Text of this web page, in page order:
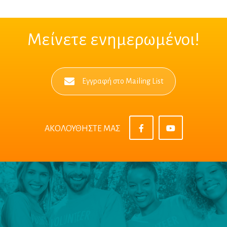
Μείνετε ενημερωμένοι!
Εγγραφή στο Mailing List
ΑΚΟΛΟΥΘΗΣΤΕ ΜΑΣ